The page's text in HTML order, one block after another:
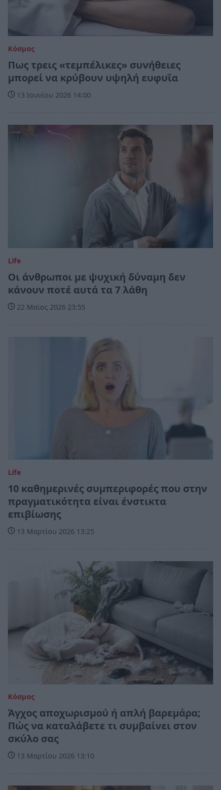
Κόσμος
Πως τρεις «τεμπέλικες» συνήθειες
μπορεί να κρύβουν υψηλή ευφυΐα
13 Ιουνίου 2026 14:00
Life
Οι άνθρωποι με ψυχική δύναμη δεν
κάνουν ποτέ αυτά τα 7 λάθη
22 Μαϊος 2026 23:55
Life
10 καθημερινές συμπεριφορές που στην
πραγματικότητα είναι ένστικτα
επιβίωσης
13 Μαρτίου 2026 13:25
Κόσμος
Άγχος αποχωρισμού ή απλή βαρεμάρα;
Πώς να καταλάβετε τι συμβαίνει στον
σκύλο σας
13 Μαρτίου 2026 13:10